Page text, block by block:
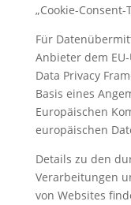
„Cookie-Consent-
Für
Anbieter dem
Data Privacy
Basis eines
Europäischen
europäischen
Details zu den
Verarbeitungen
von Websites